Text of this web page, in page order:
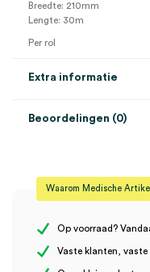
Breedte: 210mm
Lengte: 30m
Per rol
Extra informatie
Beoordelingen (0)
Er zijn nog geen
Waarom Medische
Op voorraad?
Vaste klanten, vaste